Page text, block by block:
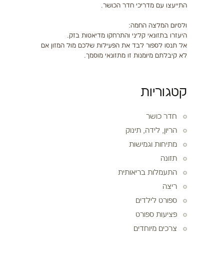
התייעצו עם מדריכי חדר הכושר.
ולסיום המלצה החמה:
היעזרו בתזונאי קליני והתרחקו מדיאטות בזק.
אל תנסו לספור לבד את הפעילות שלכם מול המזון אם
לא קיבלתם מיומנות זו מתזונאי מוסמך.
קטגוריות
חדר כושר
הריון, לידה, תינוק
מתיחות וגמישות
תזונה
התעמלות בריאותית
ריצה
ספורט לילדים
פציעות ספורט
צרכים מיוחדים